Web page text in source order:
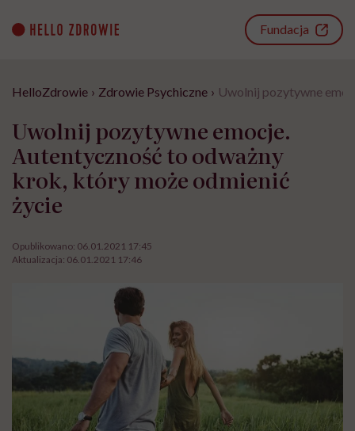
content
Fundacja
HelloZdrowie › Zdrowie Psychiczne › Uwolnij pozytywne
Uwolnij pozytywne emocje.
Autentyczność to odważny
krok, który może odmienić
życie
Opublikowano: 06.01.2021 17:45
Aktualizacja: 06.01.2021 17:46